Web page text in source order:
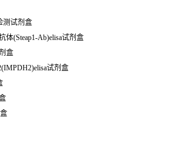
测试剂盒
(Steap1-Ab)elisa试剂盒
盒
试剂盒